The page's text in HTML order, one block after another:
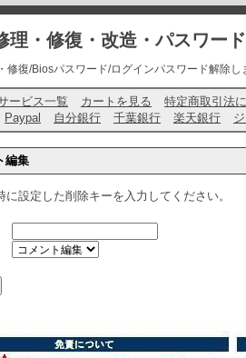
理・修復・改造・パスワー
修復/Biosパスワード/ログインパスワード解除
ービス一覧 カートを見る
特定商取引法
Paypal 自分銀行 千葉銀行 楽天銀行
編集
に設定した削除キーを入力してください。